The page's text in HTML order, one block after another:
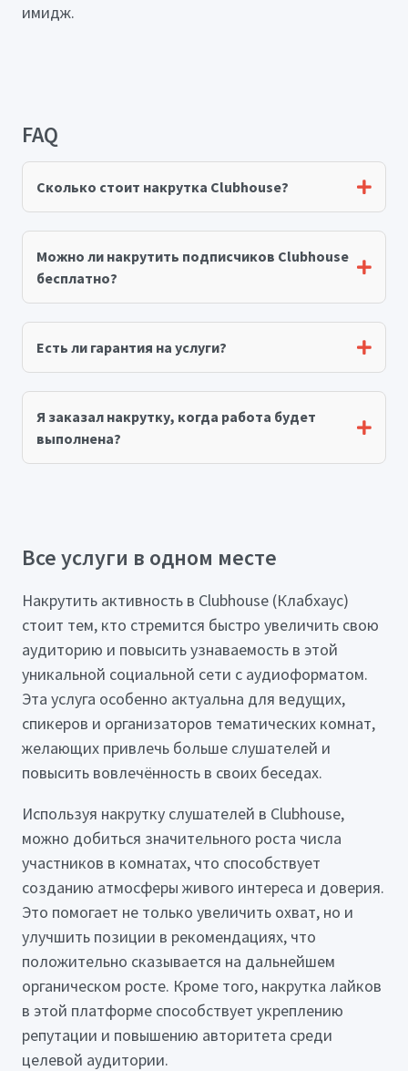
имидж.
FAQ
Сколько стоит накрутка Clubhouse?
Можно ли накрутить подписчиков Clubhouse
бесплатно?
Есть ли гарантия на услуги?
Я заказал накрутку, когда работа будет
выполнена?
Все услуги в одном месте
Накрутить активность в Clubhouse (Клабхаус)
стоит тем, кто стремится быстро увеличить свою
аудиторию и повысить узнаваемость в этой
уникальной социальной сети с аудиоформатом.
Эта услуга особенно актуальна для ведущих,
спикеров и организаторов тематических комнат,
желающих привлечь больше слушателей и
повысить вовлечённость в своих беседах.
Используя накрутку слушателей в Clubhouse,
можно добиться значительного роста числа
участников в комнатах, что способствует
созданию атмосферы живого интереса и доверия.
Это помогает не только увеличить охват, но и
улучшить позиции в рекомендациях, что
положительно сказывается на дальнейшем
органическом росте. Кроме того, накрутка лайков
в этой платформе способствует укреплению
репутации и повышению авторитета среди
целевой аудитории.